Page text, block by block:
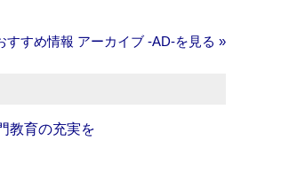
すすめ情報 アーカイブ ‐AD‐を見る »
教育の充実を